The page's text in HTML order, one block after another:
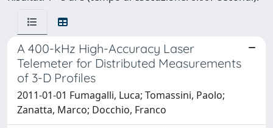
A 400-kHz High-Accuracy Laser
Telemeter for Distributed Measurements
of 3-D Profiles
2011-01-01 Fumagalli, Luca; Tomassini, Paolo;
Zanatta, Marco; Docchio, Franco